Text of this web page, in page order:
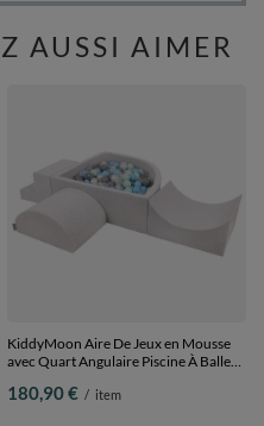
AUSSI AIMER
KiddyMoon Aire De Jeux en Mousse
avec Quart Angulaire Piscine À Balles
perle/gris/transparent/babyblue/menthe,
180,90 € / item